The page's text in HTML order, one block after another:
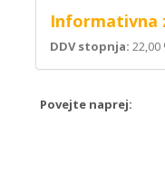
Informativna
DDV stopnja: 22,00
Povejte naprej: